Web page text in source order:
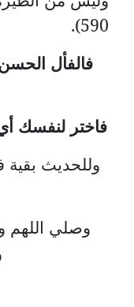
590).
فالفأل
فاختر لنفسك
وللحديث بقية
وصلي اللهم